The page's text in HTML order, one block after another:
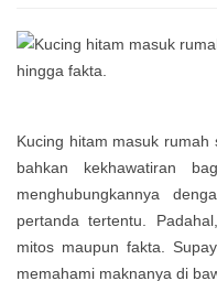
Kucing hitam masuk rumah
bahkan kekhawatiran
menghubungkannya
pertanda tertentu.
mitos maupun fakta.
memahami maknanya di